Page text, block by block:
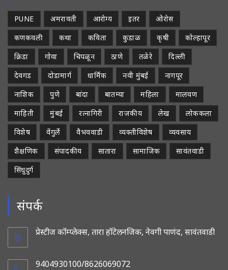
PUNE अमरावती आरोग्य इतर
ओरोस
कणकवली
कथा कविता कुडाळ कृषी
कोल्हापूर
क्रिडा
गोवा चिपळून ठाणे तळेरे
दिल्ली
देवगड
दोडामार्ग धार्मिक नवी मुंबई
नागपूर
नाशिक
पुणे बांदा बातम्या महिला
मालवण
माहिती
मुंबई रत्नागिरी राजकीय लेख
लोककला
विशेष
वेंगुर्ले वैभववाडी व्यक्तीविशेष
व्यवसाय
शैक्षणिक
संपादकीय सातारा सामाजिक
सावंतवाडी
सिंधुदुर्ग
संपर्क
प्रेस्टीज कॉम्प्लेक्स, तारा हॉटेलनजिक, नेवगी पाणंद, सावंतवाडी
9404930100/8626069072